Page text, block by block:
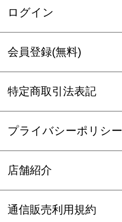
ログイン
会員登録(無料)
特定商取引法表記
プライバシーポリシー
店舗紹介
通信販売利用規約